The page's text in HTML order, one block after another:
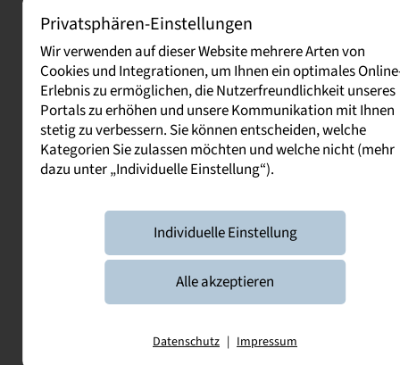
Ablauf der Bewerbung
Infos aus und zum Studium
Riesa wird Hochschulstadt
Ein facettenreiches Event für Alumni,
Bürger mit über 230 Teilnehmenden
Privatsphären-Einstellungen
Wir verwenden auf dieser Website mehrere Arten von
Cookies und Integrationen, um Ihnen ein optimales
Erlebnis zu ermöglichen, die Nutzerfreundlichkeit unseres
Portals zu erhöhen und unsere Kommunikation mit Ihnen
stetig zu verbessern. Sie können entscheiden, welche
Kategorien Sie zulassen möchten und welche nicht (mehr
dazu unter „Individuelle Einstellung“).
Individuelle Einstellung
Alle akzeptieren
Datenschutz | Impressum